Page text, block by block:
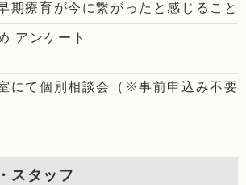
早期療育が今に繋がったと感じること
アンケート
にて個別相談会（※事前申込み不要
スタッフ